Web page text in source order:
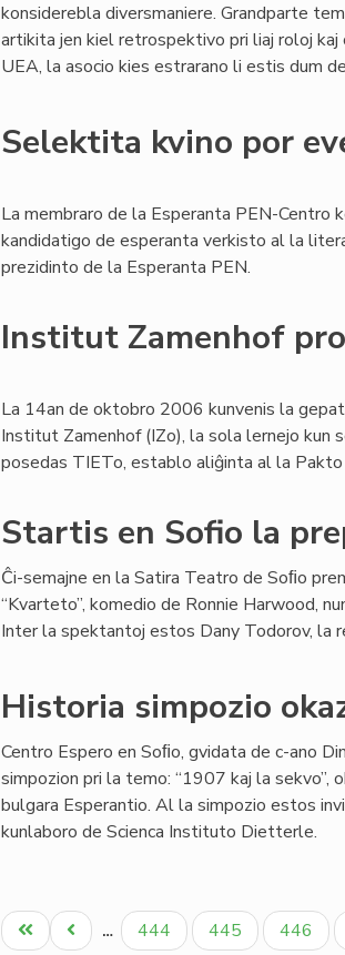
konsiderebla diversmaniere. Grandparte
artikita jen kiel retrospektivo pri liaj roloj
UEA, la asocio kies estrarano li estis dum
Selektita kvino por
La membraro de la Esperanta PEN-Centro
kandidatigo de esperanta verkisto al la
prezidinto de la Esperanta PEN.
Institut Zamenhof
La 14an de oktobro 2006 kunvenis la
Institut Zamenhof (IZo), la sola lernejo kun
posedas TIETo, establo aliĝinta al la
Startis en Sofio la
Ĉi-semajne en la Satira Teatro de Soﬁo
“Kvarteto”, komedio de Ronnie Harwood,
Inter la spektantoj estos Dany Todorov, la
Historia simpozio
Centro Espero en Soﬁo, gvidata de c-ano
simpozion pri la temo: “1907 kaj la sekvo”,
bulgara Esperantio. Al la simpozio estos
kunlaboro de Scienca Instituto Dietterle.
Pagination
Unua
Antaŭa
… Paĝo
444 Paĝo
445 Paĝo
446